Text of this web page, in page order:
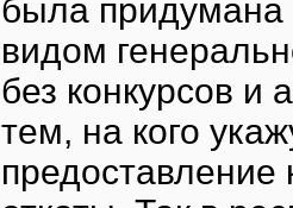
была придумана
видом
без конкурсов и
тем, на кого
предоставление